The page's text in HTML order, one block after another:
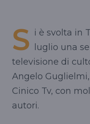
S i è svolta in
luglio una
televisione di
Angelo
Cinico Tv, con
autori.